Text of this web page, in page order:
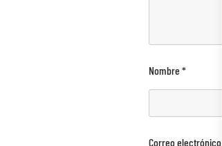
Nombre *
Correo electrónico